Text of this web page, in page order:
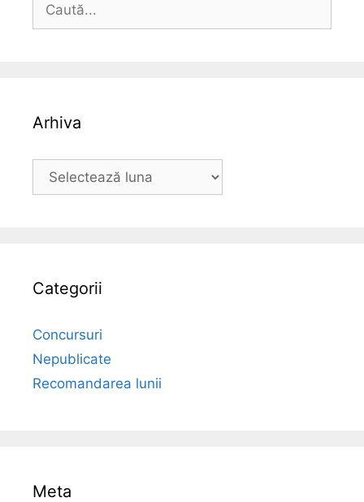
după:
Arhiva
Arhiva
Categorii
Concursuri
Nepublicate
Recomandarea lunii
Meta